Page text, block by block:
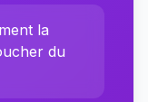
la
du